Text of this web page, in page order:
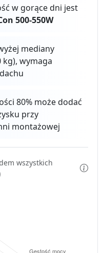
w gorące dni jest
500-550W
mediany
kg), wymaga
80% może dodać
przy
montażowej
wszystkich